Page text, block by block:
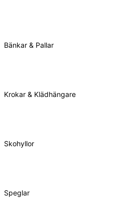
Bänkar & Pallar
Krokar & Klädhängare
Skohyllor
Speglar